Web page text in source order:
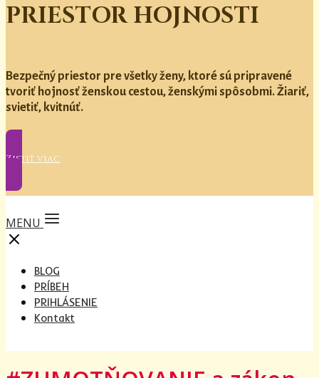
PRIESTOR HOJNOSTI
Bezpečný priestor pre všetky ženy, ktoré sú pripravené
tvoriť hojnosť ženskou cestou, ženskými spôsobmi. Žiariť,
svietiť, kvitnúť.
Zistiť viac
MENU
BLOG
PRÍBEH
PRIHLÁSENIE
Kontakt